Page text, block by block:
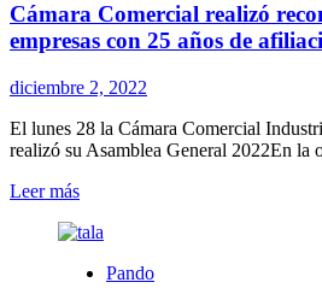
plantaron
35
palmeras
pindó
en
Lagomar
Cámara Comercial realizó
empresas con 25 años de
diciembre 2, 2022
El lunes 28 la Cámara Comercial
realizó su Asamblea General 2022En la
Leer másLeer
sobre
Comercial
Pando